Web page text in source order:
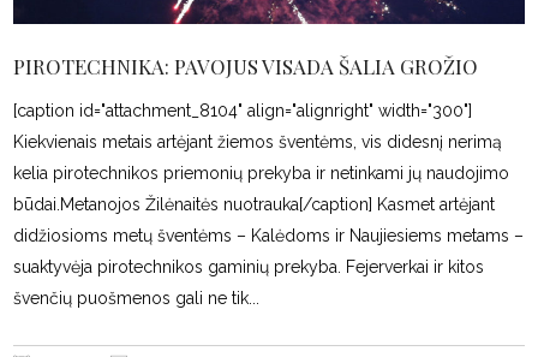
PIROTECHNIKA: PAVOJUS VISADA ŠALIA GROŽIO
[caption id="attachment_8104" align="alignright" width="300"]
Kiekvienais metais artėjant žiemos šventėms, vis didesnį nerimą
kelia pirotechnikos priemonių prekyba ir netinkami jų naudojimo
būdai.Metanojos Žilėnaitės nuotrauka[/caption] Kasmet artėjant
didžiosioms metų šventėms – Kalėdoms ir Naujiesiems metams –
suaktyvėja pirotechnikos gaminių prekyba. Fejerverkai ir kitos
švenčių puošmenos gali ne tik